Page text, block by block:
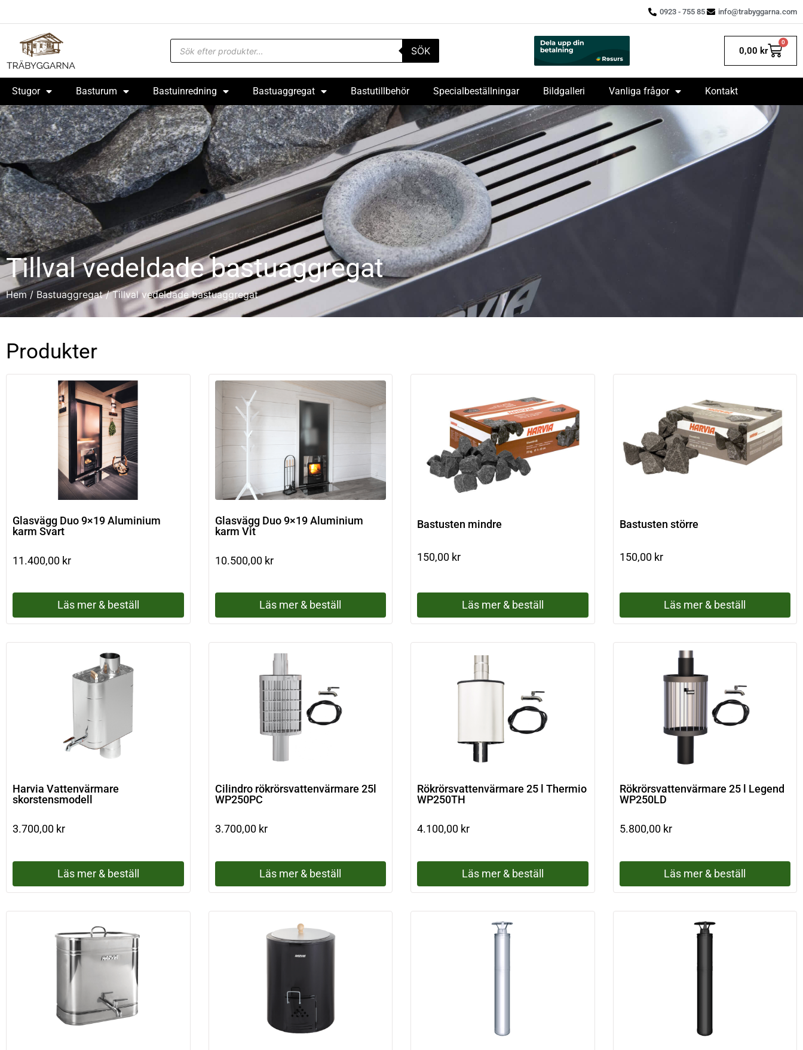
0923 - 755 85 info@trabyggarna.com
SÖK 0,00 kr
0
Stugor Basturum Bastuinredning Bastuaggregat Bastutillbehör Specialbeställningar Bildgalleri Vanliga frågor Kontakt
Tillval vedeldade bastuaggregat
Hem/ Bastuaggregat/ Tillval vedeldade bastuaggregat
Produkter
Glasvägg Duo 9×19 Aluminium
karm Svart
11.400,00 kr
Läs mer & beställ
Glasvägg Duo 9×19 Aluminium
karm Vit
10.500,00 kr
Läs mer & beställ
Bastusten mindre
150,00 kr
Läs mer & beställ
Bastusten större
150,00 kr
Läs mer & beställ
Harvia Vattenvärmare
skorstensmodell
3.700,00 kr
Läs mer & beställ
Cilindro rökrörsvattenvärmare 25l
WP250PC
3.700,00 kr
Läs mer & beställ
Rökrörsvattenvärmare 25 l Thermio
WP250TH
4.100,00 kr
Läs mer & beställ
Rökrörsvattenvärmare 25 l Legend
WP250LD
5.800,00 kr
Läs mer & beställ